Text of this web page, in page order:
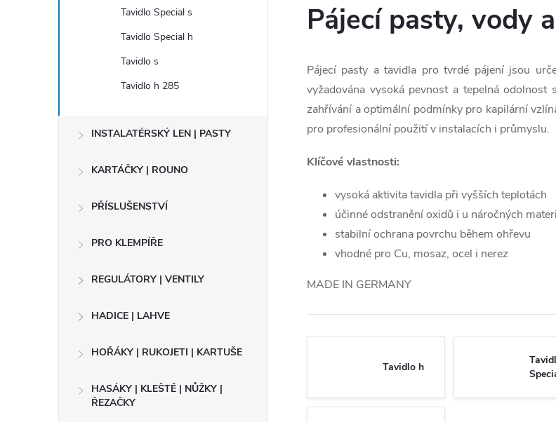
p
Tavidlo Special s
Tavidlo Special h
Tavidlo s
Tavidlo h 285
INSTALATÉRSKÝ LEN | PASTY
KARTÁČKY | ROUNO
PŘÍSLUŠENSTVÍ
PRO KLEMPÍŘE
REGULÁTORY | VENTILY
HADICE | LAHVE
HOŘÁKY | RUKOJETI | KARTUŠE
HASÁKY | KLEŠTĚ | NŮŽKY |
ŘEZAČKY
Pájecí pasty, vody
Pájecí pasty a tavidla pro tvrdé pájení jsou
vyžadována vysoká pevnost a tepelná
zahřívání a optimální podmínky pro kapilární
pro profesionální použití v instalacích i průmyslu.
Klíčové vlastnosti:
vysoká aktivita tavidla při vyšších teplotách
účinné odstranění oxidů i u náročných
stabilní ochrana povrchu během ohřevu
vhodné pro Cu, mosaz, ocel i nerez
MADE IN GERMANY
Tavidlo h